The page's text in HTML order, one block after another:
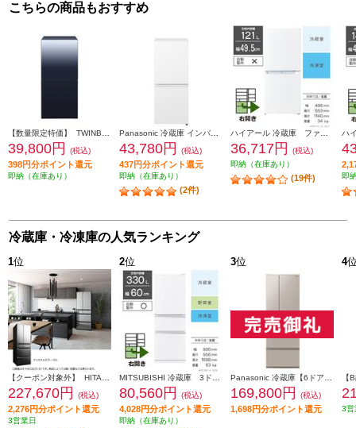
こちらの商品もおすすめ
39,800円 (税込)
398円分ポイント還元
即納（在庫あり）
43,780円 (税込)
437円分ポイント還元
即納（在庫あり）
(2件)
36,717円
(税込)
即納（在庫あり）
(19件) 即
冷蔵庫・冷凍庫の人気ランキング
1位
227,670円 (税込)
2,276円分ポイント還元
3営業日
2位
80,560円 (税込)
4,028円分ポイント還元
即納（在庫あり）
3位
169,800円 (税込)
1,698円分ポイント還元
4
3営